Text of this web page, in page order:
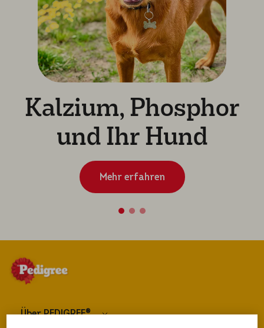
Kalzium, Phosphor
und Ihr Hund
Mehr erfahren
Über PEDIGREE®